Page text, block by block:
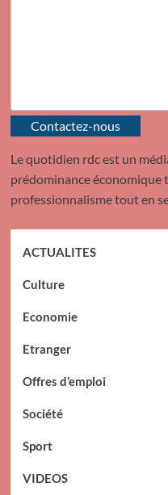
Contactez-nous
Le quotidien rdc est un
prédominance
professionnalisme tout en
ACTUALITES
Culture
Economie
Etranger
Offres d’emploi
Société
Sport
VIDEOS